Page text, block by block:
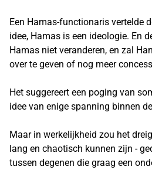
Een Hamas-functionaris vertelde
idee, Hamas is een ideologie. En
Hamas niet veranderen, en zal
over te geven of nog meer
Het suggereert een poging van
idee van enige spanning binnen
Maar in werkelijkheid zou het
lang en chaotisch kunnen zijn -
tussen degenen die graag een